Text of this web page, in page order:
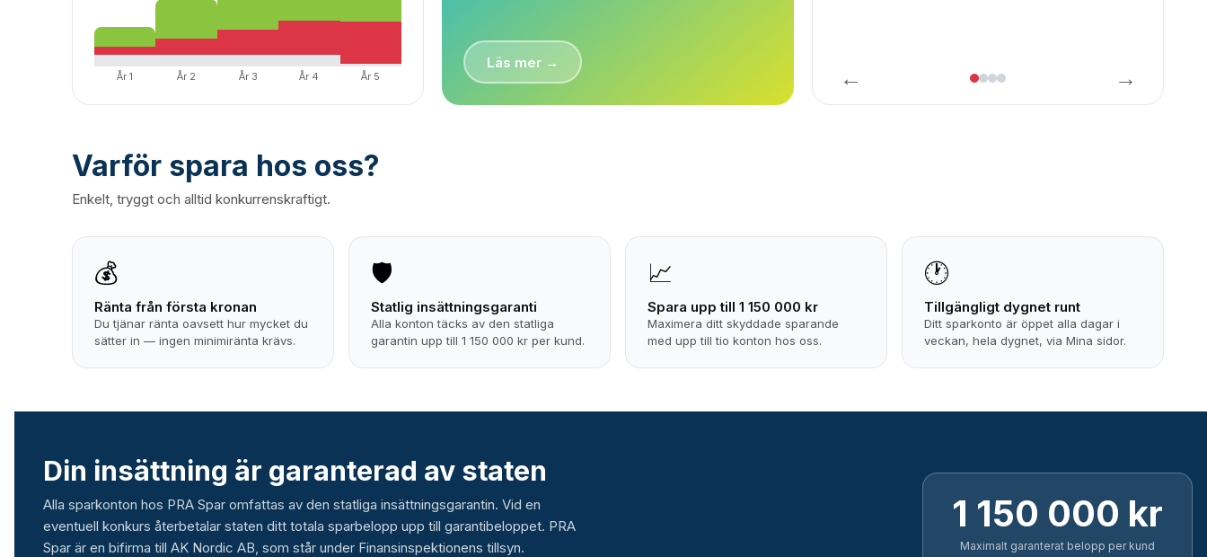
År 1 År 2 År 3 År 4 År 5
Läs mer →
← →
Varför spara hos oss?
Enkelt, tryggt och alltid konkurrenskraftigt.
💰
Ränta från första kronan
Du tjänar ränta oavsett hur mycket du
sätter in — ingen minimiränta krävs.
🛡️
Statlig insättningsgaranti
Alla konton täcks av den statliga
garantin upp till 1 150 000 kr per kund.
📈
Spara upp till 1 150 000 kr
Maximera ditt skyddade sparande
med upp till tio konton hos oss.
🕐
Tillgängligt dygnet runt
Ditt sparkonto är öppet alla dagar i
veckan, hela dygnet, via Mina sidor.
Din insättning är garanterad av staten
Alla sparkonton hos PRA Spar omfattas av den statliga insättningsgarantin. Vid en
eventuell konkurs återbetalar staten ditt totala sparbelopp upp till garantibeloppet. PRA
Spar är en bifirma till AK Nordic AB, som står under Finansinspektionens tillsyn.
1 150 000 kr
Maximalt garanterat belopp per kund